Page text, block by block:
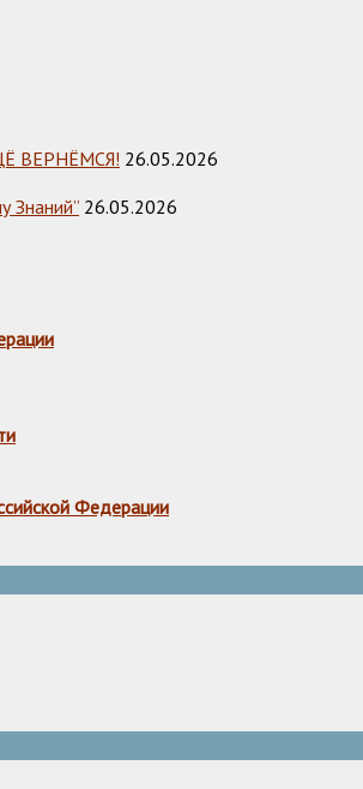
ВЕРНЁМСЯ! 26.05.2026
Знаний” 26.05.2026
Федерации